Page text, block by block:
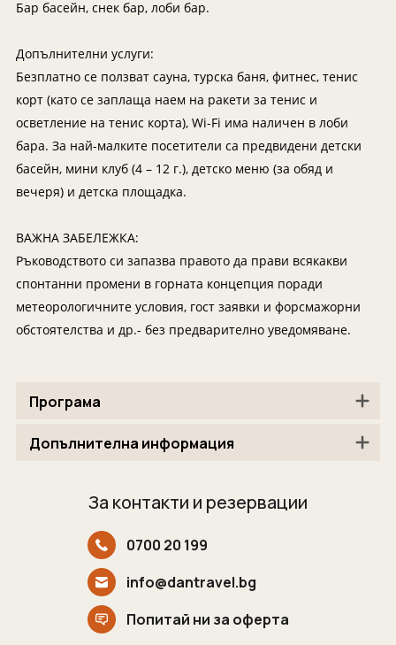
Бар басейн, снек бар, лоби бар.
Допълнителни услуги:
Безплатно се ползват сауна, турска баня, фитнес, тенис
корт (като се заплаща наем на ракети за тенис и
осветление на тенис корта), Wi-Fi има наличен в лоби
бара. За най-малките посетители са предвидени детски
басейн, мини клуб (4 – 12 г.), детско меню (за обяд и
вечеря) и детска площадка.
ВАЖНА ЗАБЕЛЕЖКА:
Ръководството си запазва правото да прави всякакви
спонтанни промени в горната концепция поради
метеорологичните условия, гост заявки и форсмажорни
обстоятелства и др.- без предварително уведомяване.
Програма
Допълнителна информация
За контакти и резервации
0700 20 199
info@dantravel.bg
Попитай ни за оферта